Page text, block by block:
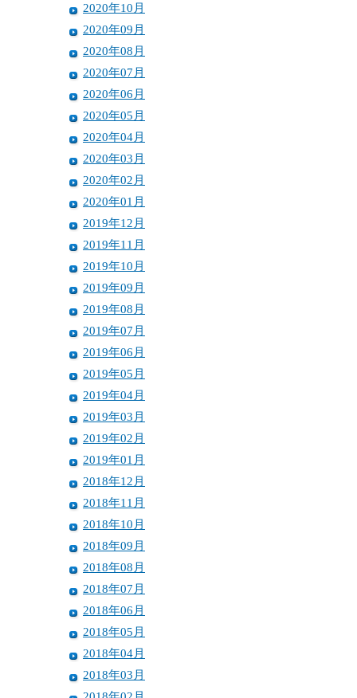
2020年10月
2020年09月
2020年08月
2020年07月
2020年06月
2020年05月
2020年04月
2020年03月
2020年02月
2020年01月
2019年12月
2019年11月
2019年10月
2019年09月
2019年08月
2019年07月
2019年06月
2019年05月
2019年04月
2019年03月
2019年02月
2019年01月
2018年12月
2018年11月
2018年10月
2018年09月
2018年08月
2018年07月
2018年06月
2018年05月
2018年04月
2018年03月